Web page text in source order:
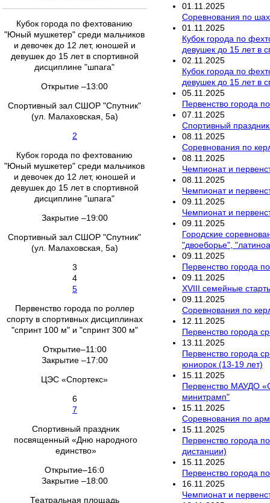
Кубок города по фехтованию
"Юный мушкетер" среди мальчиков
и девочек до 12 лет, юношей и
девушек до 15 лет в спортивной
дисциплине "шпага"
Открытие –13:00
Спортивный зал СШОР "Спутник"
(ул. Малаховская, 5а)
2
Кубок города по фехтованию
"Юный мушкетер" среди мальчиков
и девочек до 12 лет, юношей и
девушек до 15 лет в спортивной
дисциплине "шпага"
Закрытие –19:00
Спортивный зал СШОР "Спутник"
(ул. Малаховская, 5а)
3
4
5
Первенство города по роллер
спорту в спортивных дисциплинах
"спринт 100 м" и "спринт 300 м"
Открытие–11:00
Закрытие –17:00
ЦЭС «Спортекс»
6
7
Спортивный праздник
посвященный «Дню народного
единство»
Открытие–16:0
Закрытие –18:00
Театральная площадь
01 11 2025
Соревнования по
01 11 2025
Кубок города по
девушек до 15 лет в
02 11 2025
Кубок города по
девушек до 15 лет в
05 11 2025
Первенство города
07 11 2025
Спортивный
08 11 2025
Соревнования по
08 11 2025
Чемпионат и
08 11 2025
Чемпионат и
09 11 2025
Чемпионат и
09 11 2025
Городские
"двоеборье",
09 11 2025
Первенство города
09 11 2025
XVIII семейные
09 11 2025
Соревнования по
12 11 2025
Первенство города
13 11 2025
Первенство города
юниорок (13-19 лет)
15 11 2025
Первенство МАУДО
минитрамп"
15 11 2025
Соревнования по
15 11 2025
Первенство города
дистанции)
15 11 2025
Первенство города
16 11 2025
Чемпионат и